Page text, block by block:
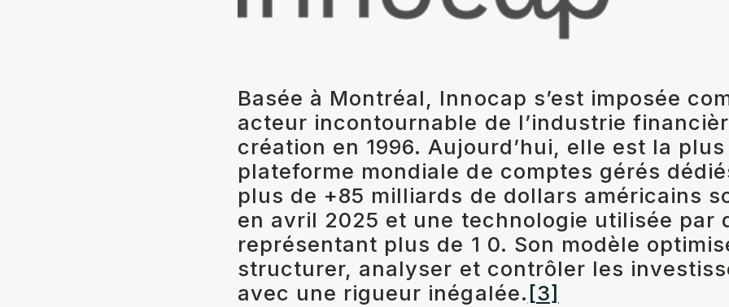
Basée à Montréal, Innocap s’est imposée
acteur incontournable de l’industrie
création en 1996. Aujourd’hui, elle est la
plateforme mondiale de comptes gérés
plus de +85 milliards de dollars américains
en avril 2025 et une technologie utilisée par
représentant plus de 1 0. Son modèle
structurer, analyser et contrôler les
avec une rigueur inégalée. [3]